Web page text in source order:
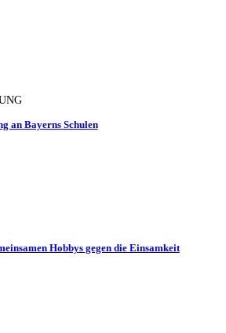
an Bayerns Schulen
Hobbys gegen die Einsamkeit